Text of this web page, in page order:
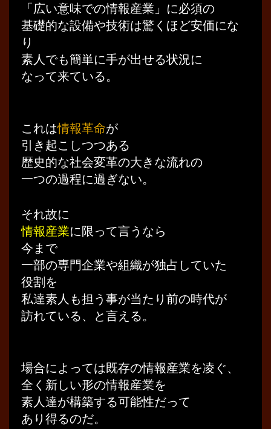
「広い意味での情報産業」に必須の
基礎的な設備や技術は驚くほど安価にな
り
素人でも簡単に手が出せる状況に
なって来ている。
これは情報革命が
引き起こしつつある
歴史的な社会変革の大きな流れの
一つの過程に過ぎない。
それ故に
情報産業に限って言うなら
今まで
一部の専門企業や組織が独占していた
役割を
私達素人も担う事が当たり前の時代が
訪れている、と言える。
場合によっては既存の情報産業を凌ぐ、
全く新しい形の情報産業を
素人達が構築する可能性だって
あり得るのだ。